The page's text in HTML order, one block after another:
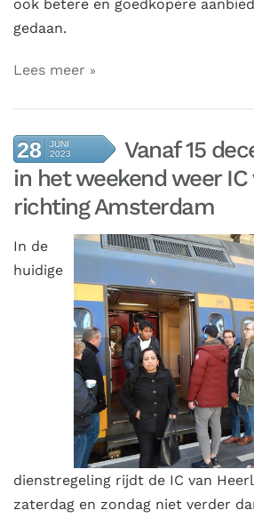
ook betere en goedkopere
gedaan.
Lees meer
28
JUNI
2023
Vanaf 15
in het weekend weer IC
richting Amsterdam
In de
huidige
dienstregeling rijdt de IC van
zaterdag en zondag niet verder